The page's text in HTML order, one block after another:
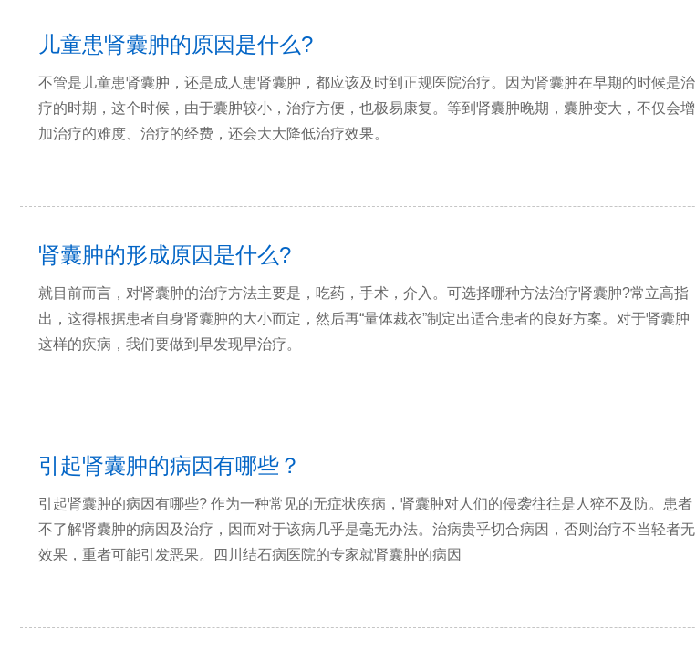
儿童患肾囊肿的原因是什么?
不管是儿童患肾囊肿，还是成人患肾囊肿，都应该及时到正规医院治疗。因为肾囊肿在早期的时候是治
疗的时期，这个时候，由于囊肿较小，治疗方便，也极易康复。等到肾囊肿晚期，囊肿变大，不仅会增
加治疗的难度、治疗的经费，还会大大降低治疗效果。
肾囊肿的形成原因是什么?
就目前而言，对肾囊肿的治疗方法主要是，吃药，手术，介入。可选择哪种方法治疗肾囊肿?常立高指
出，这得根据患者自身肾囊肿的大小而定，然后再“量体裁衣”制定出适合患者的良好方案。对于肾囊肿
这样的疾病，我们要做到早发现早治疗。
引起肾囊肿的病因有哪些？
引起肾囊肿的病因有哪些? 作为一种常见的无症状疾病，肾囊肿对人们的侵袭往往是人猝不及防。患者
不了解肾囊肿的病因及治疗，因而对于该病几乎是毫无办法。治病贵乎切合病因，否则治疗不当轻者无
效果，重者可能引发恶果。四川结石病医院的专家就肾囊肿的病因